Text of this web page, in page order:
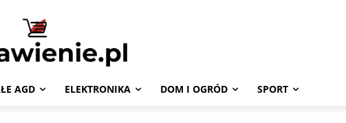
AGD ELEKTRONIKA DOM I OGRÓD SPORT